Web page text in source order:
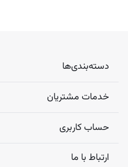
دسته‌بندی‌ها
خدمات مشتریان
حساب کاربری
ارتباط با ما